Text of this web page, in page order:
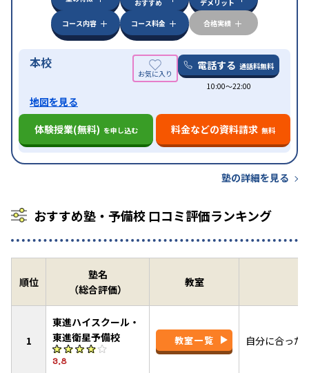
おすすめ
デメリット
コース内容
コース料金 合格実績
本校 電話する 通話料無料
10:00〜22:00
地図を見る
体験授業(無料) を申し込む 料金などの資料請求 無料
塾の詳細を見る
おすすめ塾・予備校 口コミ評価ランキング
順位
塾名
（総合評価）
教室
1
東進ハイスクール・
東進衛星予備校
3.8
教室一覧 自分に合った